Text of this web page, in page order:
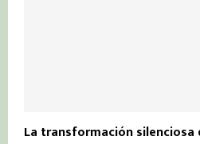
La transformación silenciosa